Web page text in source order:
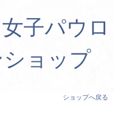
子パウロ
ョップ
ショップへ戻る